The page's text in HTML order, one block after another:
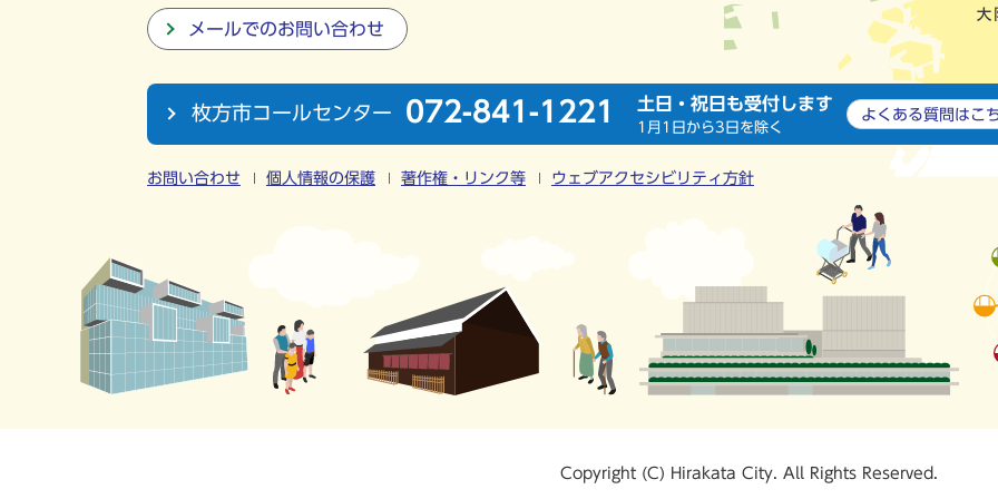
メールでのお問い合わせ
枚方市コールセンター 072-841-1221 土日・祝日も受付します
1月1日から3日を除く
よくある質問は こ
お問い合わせ 個人情報の保護 著作権・リンク等 ウェブアクセシビリティ方針
Copyright (C) Hirakata City. All Rights Reserved.